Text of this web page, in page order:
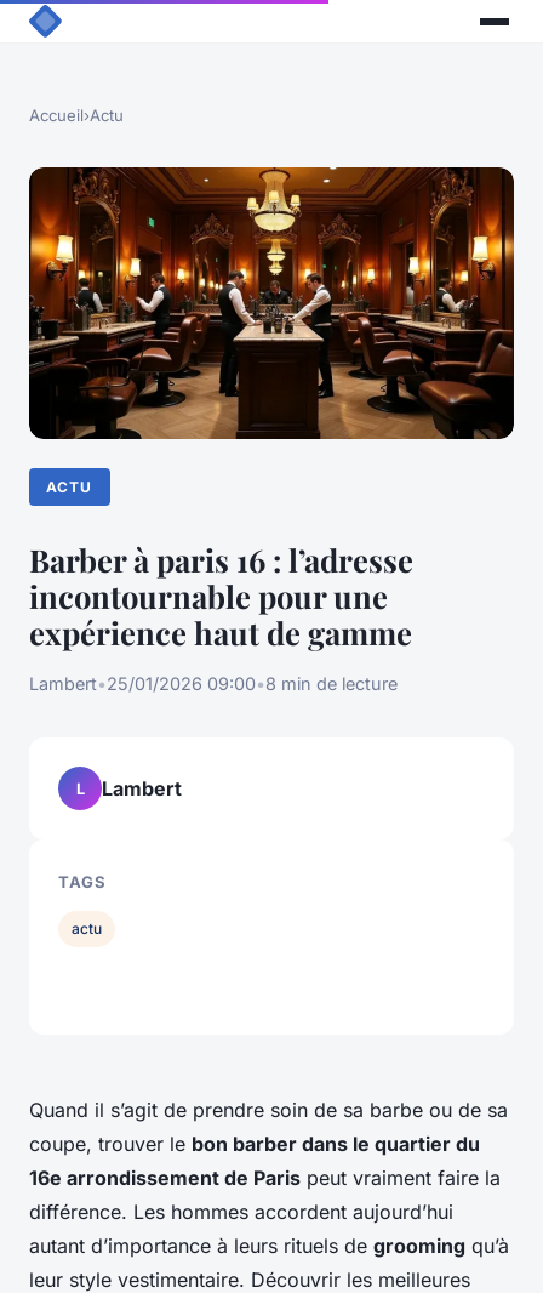
Accueil›Actu
ACTU
Barber à paris 16 : l’adresse
incontournable pour une
expérience haut de gamme
Lambert•25/01/2026 09:00•8 min de lecture
Quand il s’agit de prendre soin de sa barbe ou de sa
coupe, trouver le bon barber dans le quartier du
16e arrondissement de Paris peut vraiment faire la
différence. Les hommes accordent aujourd’hui
autant d’importance à leurs rituels de grooming qu’à
leur style vestimentaire. Découvrir les meilleures
L Lambert
TAGS
actu